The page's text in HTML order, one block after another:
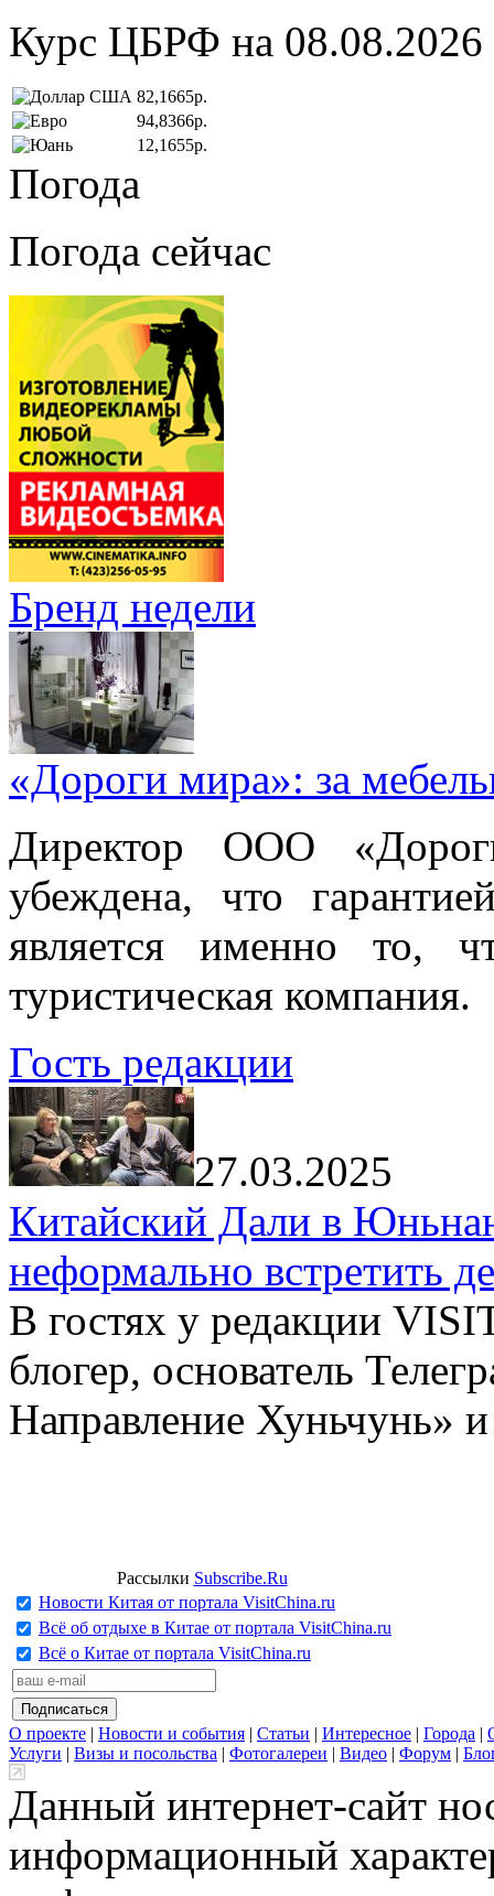
Курс ЦБРФ на 08.08.2026
82,1665р.
94,8366р.
12,1655р.
Погода
Погода сейчас
Бренд недели
«Дороги мира»: за
Директор ООО
убеждена, что
является именно то,
туристическая компания.
Гость редакции
27.03.2025
Китайский Дали в
неформально встретить
В гостях у редакции
блогер, основатель
Направление Хуньчунь»
Рассылки Subscribe.Ru
Новости Китая от портала VisitChina.ru
Всё об отдыхе в Китае от портала VisitChina.ru
Всё о Китае от портала VisitChina.ru
О проекте | Новости и события | Статьи | Интересное | Города |
Услуги | Визы и посольства | Фотогалереи | Видео | Форум |
Данный интернет-сайт
информационный